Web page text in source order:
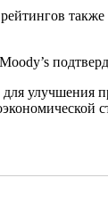
также
улучшения